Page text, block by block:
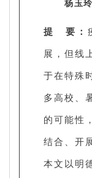
杨玉
提 要：
展，但线
于在特殊
多高校、
的可能性
结合、开
本文以明